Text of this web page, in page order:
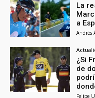
La
a
Andrés
¿Si
de
Felipe